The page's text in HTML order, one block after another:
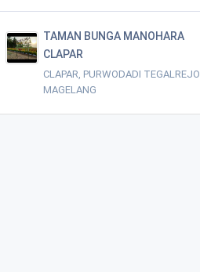
TAMAN BUNGA MANOHARA
CLAPAR
CLAPAR, PURWODADI TEGALREJO
MAGELANG